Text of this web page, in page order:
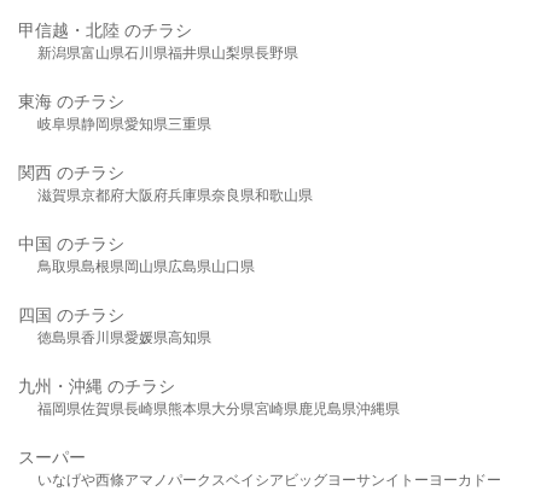
甲信越・北陸 のチラシ
新潟県富山県石川県福井県山梨県長野県
東海 のチラシ
岐阜県静岡県愛知県三重県
関西 のチラシ
滋賀県京都府大阪府兵庫県奈良県和歌山県
中国 のチラシ
鳥取県島根県岡山県広島県山口県
四国 のチラシ
徳島県香川県愛媛県高知県
九州・沖縄 のチラシ
福岡県佐賀県長崎県熊本県大分県宮崎県鹿児島県沖縄県
スーパー
いなげや西條アマノパークスベイシア ビッグヨーサンイトーヨーカドー